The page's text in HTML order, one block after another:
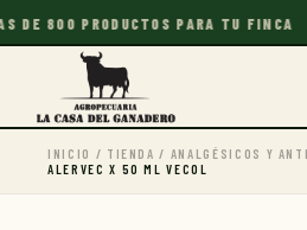
800 PRODUCTOS PARA TU FINCA
INICIO / TIENDA / ANALGÉSICOS Y
ALERVEC X 50 ML VECOL